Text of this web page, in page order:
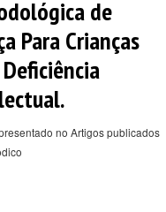
de
Para Crianças
no Artigos publicados